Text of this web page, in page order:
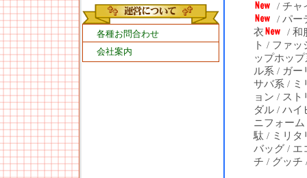
各種お問合わせ
会社案内
/ チャ
/ パー
衣
/ 和
ト / ファッ
ップホップ
ル系 / ガー
サバ系 / ミ
ョン / スト
ダル / ハイ
ニフォーム
駄 / ミリタ
バッグ / エ
チ / グッチ